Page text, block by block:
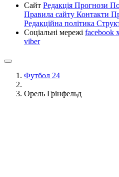
Сайт Редакція Прогнози
Правила сайту Контакти
Редакційна політика
Соціальні мережі facebook
viber
Футбол 24
Орель Грінфельд